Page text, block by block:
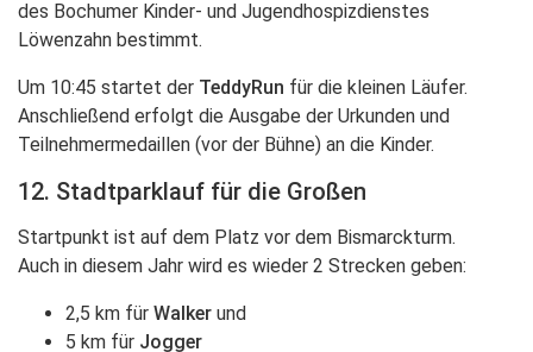
des Bochumer Kinder- und Jugendhospizdienstes
Löwenzahn bestimmt.
Um 10:45 startet der TeddyRun für die kleinen Läufer.
Anschließend erfolgt die Ausgabe der Urkunden und
Teilnehmermedaillen (vor der Bühne) an die Kinder.
12. Stadtparklauf für die Großen
Startpunkt ist auf dem Platz vor dem Bismarckturm.
Auch in diesem Jahr wird es wieder 2 Strecken geben:
2,5 km für Walker und
5 km für Jogger